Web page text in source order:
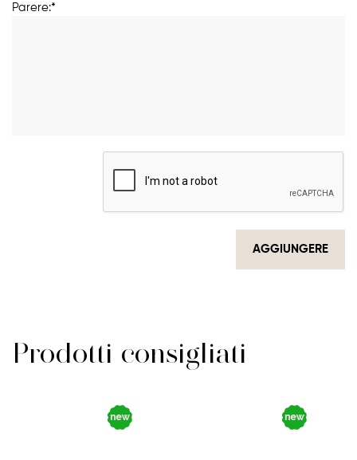
Parere:*
AGGIUNGERE
Prodotti consigliati